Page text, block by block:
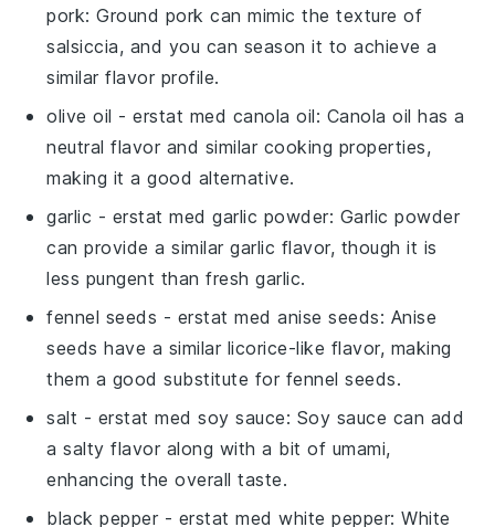
pork: Ground pork can mimic the texture of
salsiccia, and you can season it to achieve a
similar flavor profile.
olive oil - erstat med canola oil: Canola oil has a
neutral flavor and similar cooking properties,
making it a good alternative.
garlic - erstat medgarlic powder: Garlic powder
can provide a similar garlic flavor, though it is
less pungent than fresh garlic.
fennel seeds - erstat medanise seeds: Anise
seeds have a similar licorice-like flavor, making
them a good substitute for fennel seeds.
salt - erstat medsoy sauce: Soy sauce can add
a salty flavor along with a bit of umami,
enhancing the overall taste.
black pepper - erstat medwhite pepper: White